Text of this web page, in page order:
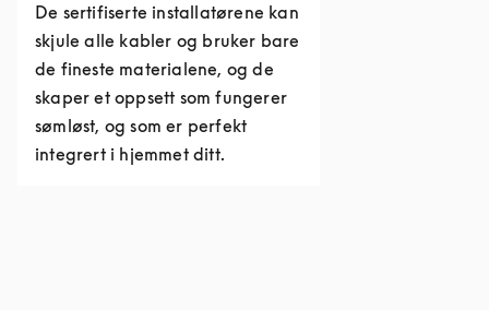
De sertifiserte installatørene kan
skjule alle kabler og bruker bare
de fineste materialene, og de
skaper et oppsett som fungerer
sømløst, og som er perfekt
integrert i hjemmet ditt.